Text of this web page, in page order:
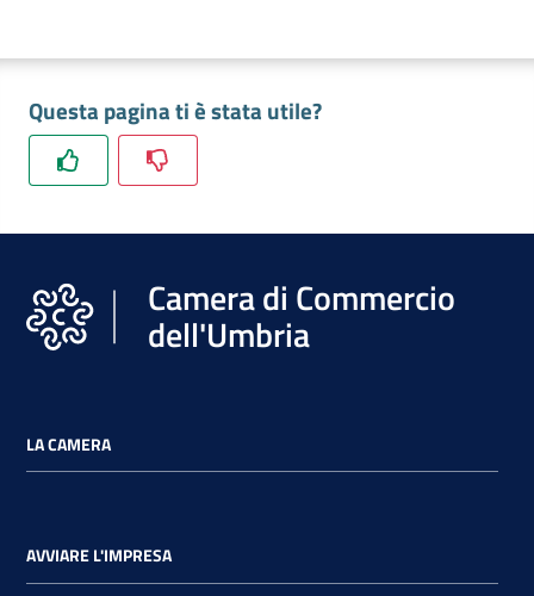
Questa pagina ti è stata utile?
Camera di Commercio
dell'Umbria
LA CAMERA
AVVIARE L'IMPRESA